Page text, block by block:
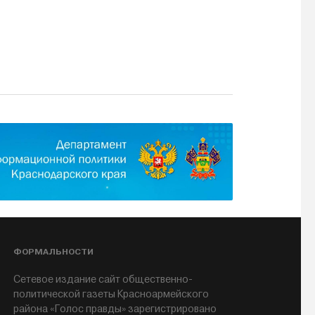
ФОРМАЛЬНОСТИ
Сетевое издание сайт общественно-
политической газеты Красноармейского
района «Голос правды» зарегистрировано